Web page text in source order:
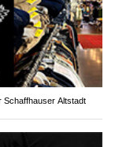
Schaffhauser Altstadt